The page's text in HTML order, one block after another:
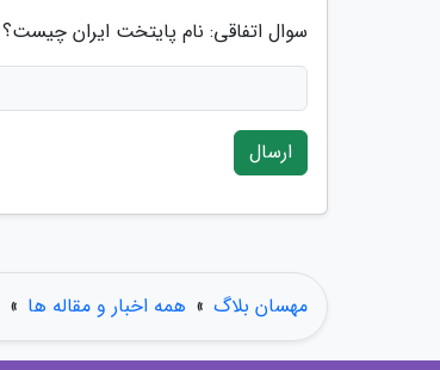
سوال اتفاقی: نام پایتخت ایران چیست؟
ارسال
مهسان بلاگ » همه اخبار و مقاله ها »